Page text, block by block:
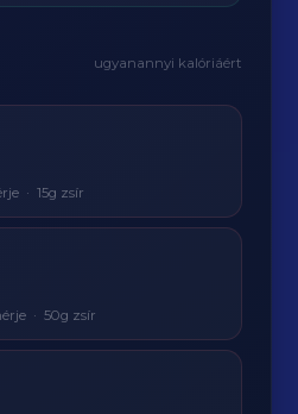
ugyanannyi kalóriáért
· 15g zsír
· 50g zsír